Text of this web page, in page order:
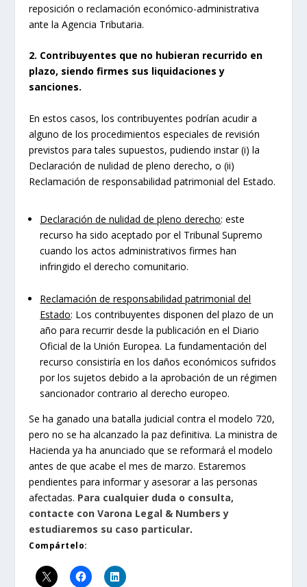
reposición o reclamación económico-administrativa
ante la Agencia Tributaria.
2. Contribuyentes que no hubieran recurrido en
plazo, siendo firmes sus liquidaciones y
sanciones.
En estos casos, los contribuyentes podrían acudir a
alguno de los procedimientos especiales de revisión
previstos para tales supuestos, pudiendo instar (i) la
Declaración de nulidad de pleno derecho, o (ii)
Reclamación de responsabilidad patrimonial del Estado.
Declaración de nulidad de pleno derecho: este
recurso ha sido aceptado por el Tribunal Supremo
cuando los actos administrativos firmes han
infringido el derecho comunitario.
Reclamación de responsabilidad patrimonial del
Estado: Los contribuyentes disponen del plazo de un
año para recurrir desde la publicación en el Diario
Oficial de la Unión Europea. La fundamentación del
recurso consistiría en los daños económicos sufridos
por los sujetos debido a la aprobación de un régimen
sancionador contrario al derecho europeo.
Se ha ganado una batalla judicial contra el modelo 720,
pero no se ha alcanzado la paz definitiva. La ministra de
Hacienda ya ha anunciado que se reformará el modelo
antes de que acabe el mes de marzo. Estaremos
pendientes para informar y asesorar a las personas
afectadas. Para cualquier duda o consulta,
contacte con Varona Legal & Numbers y
estudiaremos su caso particular.
Compártelo: